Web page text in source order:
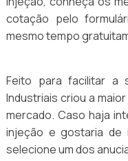
cotação pelo
mesmo tempo
Feito para facilitar a
Industriais criou a
mercado. Caso haja
injeção e gostaria de
selecione um dos